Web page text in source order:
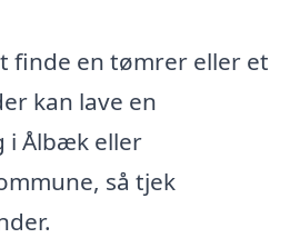
finde en tømrer eller et
kan lave en
i Ålbæk eller
så tjek